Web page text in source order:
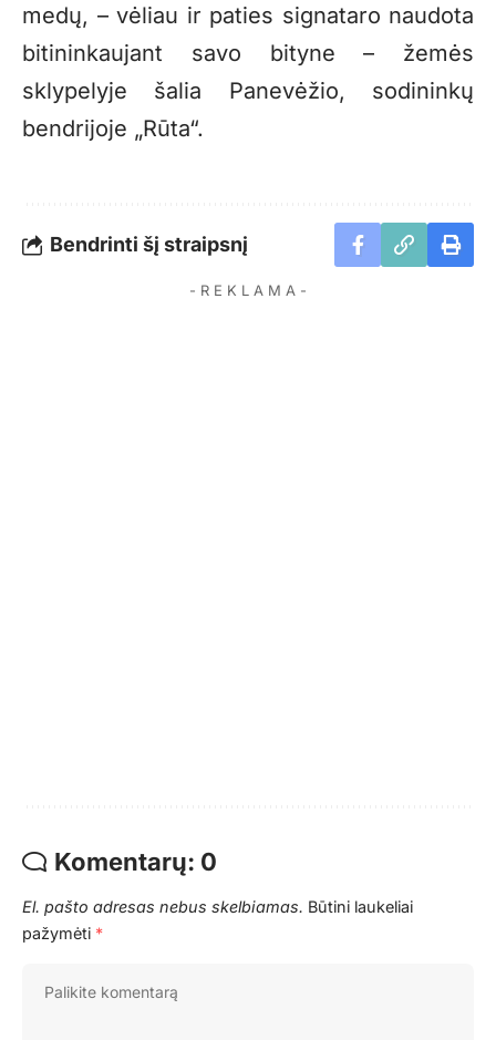
medų, – vėliau ir paties signataro naudota
bitininkaujant savo bityne – žemės
sklypelyje šalia Panevėžio, sodininkų
bendrijoje „Rūta“.
Bendrinti šį straipsnį
- R E K L A M A -
Komentarų: 0
El. pašto adresas nebus skelbiamas. Būtini laukeliai
pažymėti *